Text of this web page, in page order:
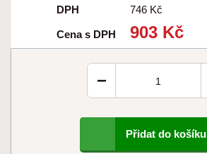
DPH
746 Kč
Cena s DPH 903 Kč
−
Přidat do košíku